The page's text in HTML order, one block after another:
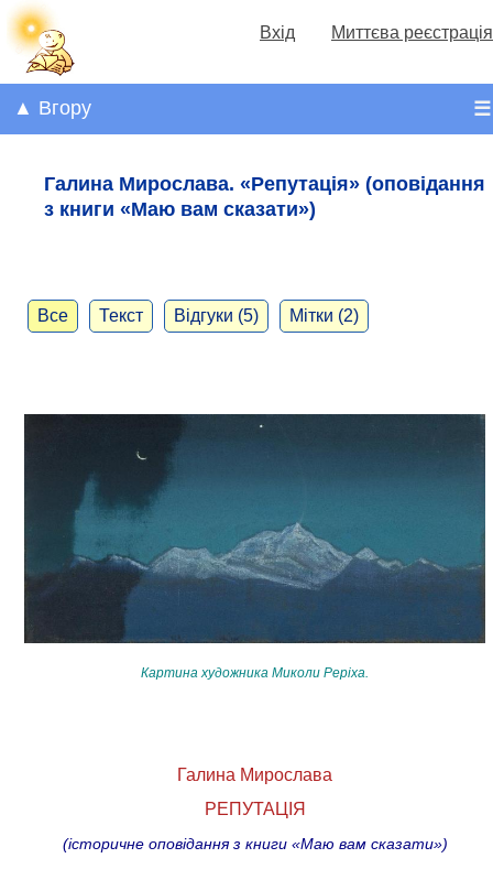
Вхід Миттєва реєстрація
☰
▲ Вгору
Галина Мирослава. «Репутація» (оповідання
з книги «Маю вам сказати»)
Все Текст Відгуки (5) Мітки (2)
Картина художника Миколи Реріха.
Галина Мирослава
РЕПУТАЦІЯ
(історичне оповідання з книги «Маю вам сказати»)